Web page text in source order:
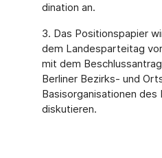
dination an.
3. Das Positionspapier
dem Landesparteitag
mit dem
Berliner Bezirks- und
Basisorganisationen
diskutieren.